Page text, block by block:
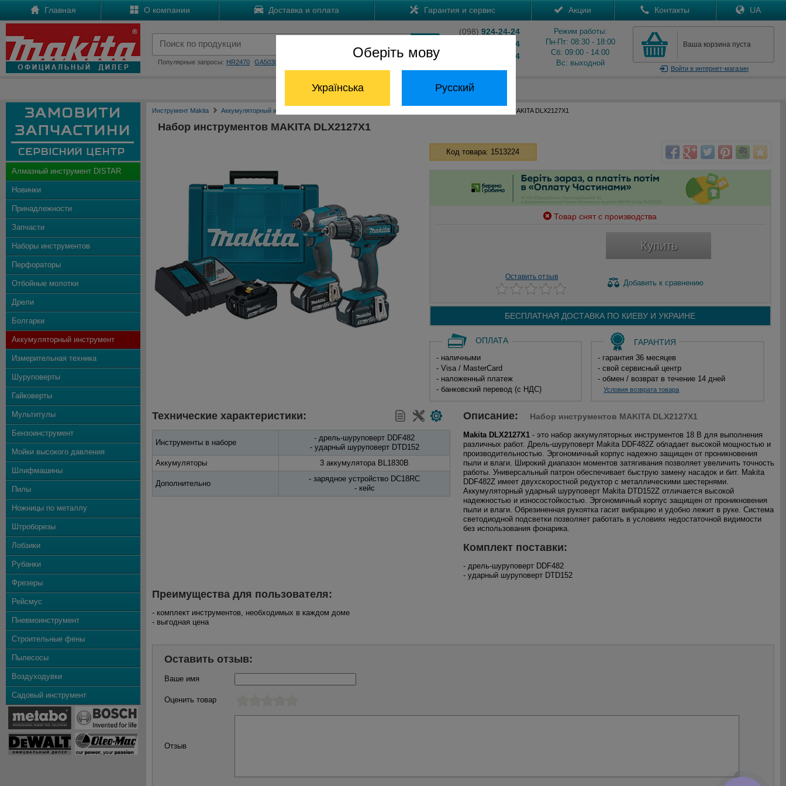
Оберіть мову
Українська Русский
Главная О компании Доставка и оплата Гарантия и сервис Акции Контакты UA
Популярные запросы: HR2470 GA5030
(098) 924-24-24
204-24-24
824-24-24
Режим работы:
Пн-Пт: 08:30 - 18:00
Сб: 09:00 - 14:00
Вс: выходной
Ваша корзина пуста
Войтив интернет-магазин
Отдел запчастей: (068) 824-24-24
Алмазный инструмент DISTAR
Новинки
Принадлежности
Запчасти
Наборы инструментов
Перфораторы
Отбойные молотки
Дрели
Болгарки
Аккумуляторный инструмент
Измерительная техника
Шуруповерты
Гайковерты
Мультитулы
Бензоинструмент
Мойки высокого давления
Шлифмашины
Пилы
Ножницы по металлу
Штроборезы
Лобзики
Рубанки
Фрезеры
Рейсмус
Пневмоинструмент
Строительные фены
Пылесосы
Воздуходувки
Садовый инструмент
Инструмент Makita Аккумуляторный инструмент Макита Набор инструментов MAKITA DLX2127X1
Набор инструментов MAKITA DLX2127X1
Код товара: 1513224
Товар снят с производства
Купить
Оставить отзыв
Добавить к сравнению
БЕСПЛАТНАЯ ДОСТАВКА ПО КИЕВУ И УКРАИНЕ
ОПЛАТА
- наличными
- Visa / MasterCard
- наложенный платеж
- банковский перевод (с НДС)
ГАРАНТИЯ
- гарантия 36 месяцев
- свой сервисный центр
- обмен / возврат в течение 14 дней
Условия возврата товара
Технические характеристики:
Инструменты в наборе
- дрель-шуруповерт DDF482
- ударный шуруповерт DTD152
Аккумуляторы
3 аккумулятора BL1830B
Дополнительно
- зарядное устройство DC18RC
- кейс
Описание: Набор инструментов MAKITA DLX2127X1
Makita DLX2127X1 - это набор аккумуляторных инструментов 18 В для выполнения
различных работ. Дрель-шуруповерт Makita DDF482Z обладает высокой мощностью и
производительностью. Эргономичный корпус надежно защищен от проникновения
пыли и влаги. Широкий диапазон моментов затягивания позволяет увеличить точность
работы. Универсальный патрон обеспечивает быструю замену насадок и бит. Makita
DDF482Z имеет двухскоростной редуктор с металлическими шестернями.
Аккумуляторный ударный шуруповерт Makita DTD152Z отличается высокой
надежностью и износостойкостью. Эргономичный корпус защищен от проникновения
пыли и влаги. Обрезиненная рукоятка гасит вибрацию и удобно лежит в руке. Система
светодиодной подсветки позволяет работать в условиях недостаточной видимости
без использования фонарика.
Комплект поставки:
- дрель-шуруповерт DDF482
- ударный шуруповерт DTD152
Преимущества для пользователя:
- комплект инструментов, необходимых в каждом доме
- выгодная цена
Оставить отзыв:
Ваше имя
Оценить товар
Отзыв